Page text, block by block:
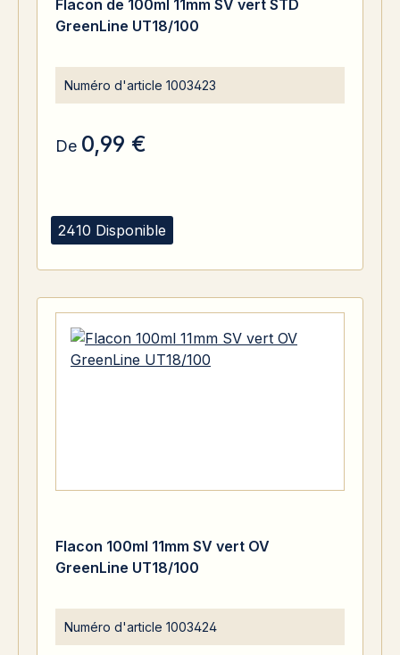
2410 Disponible
Flacon de 100ml 11mm SV vert STD
GreenLine UT18/100
Numéro d'article 1003423
De 0,99 €
Flacon 100ml 11mm SV vert OV
GreenLine UT18/100
Numéro d'article 1003424